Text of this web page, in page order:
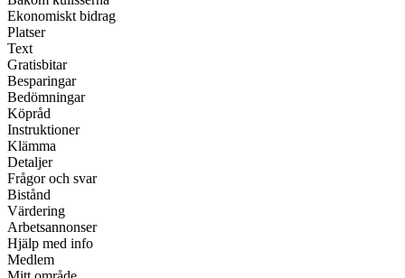
Ekonomiskt bidrag
Platser
Text
Gratisbitar
Besparingar
Bedömningar
Köpråd
Instruktioner
Klämma
Detaljer
Frågor och svar
Bistånd
Värdering
Arbetsannonser
Hjälp med info
Medlem